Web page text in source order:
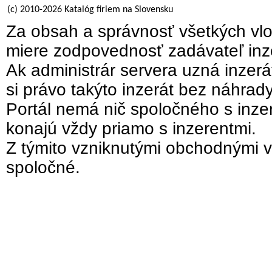
(c) 2010-2026 Katalóg firiem na Slovensku
Za obsah a správnosť všetkých
miere zodpovednosť zadávateľ
Ak administrár servera uzná
si právo takýto inzerát bez
Portál nemá nič spoločného s
konajú vždy priamo s inzerentmi.
Z týmito vzniknutými obchodnými
spoločné.